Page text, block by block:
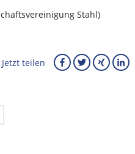
Stahl)
Jetzt teilen